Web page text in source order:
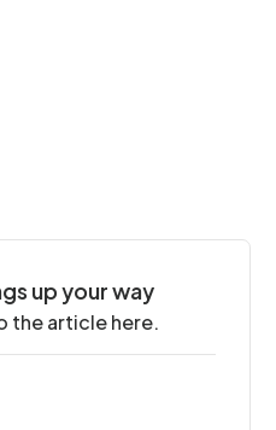
up your way
the article here.